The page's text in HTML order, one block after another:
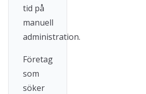
tid på
manuell
administration.
Företag
som
söker